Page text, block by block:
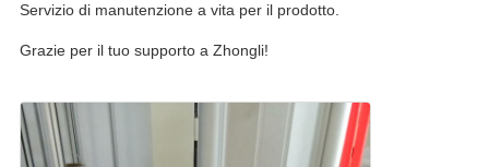
Servizio di manutenzione a vita per il prodotto.
Grazie per il tuo supporto a Zhongli!